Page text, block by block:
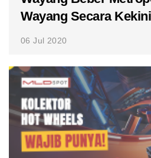
Wayang Secara
06 Jul 2020